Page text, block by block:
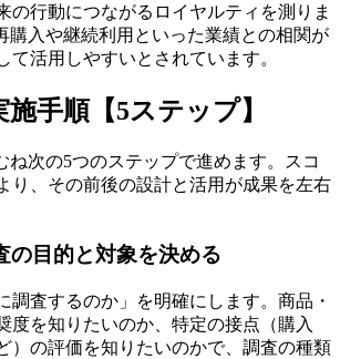
の行動につながるロイヤルティを測りま
購入や継続利用といった業績との相関が
て活用しやすいとされています。
手順【5ステップ】
ね次の5つのステップで進めます。スコ
り、その前後の設計と活用が成果を左右
の目的と対象を決める
調査するのか」を明確にします。商品・
度を知りたいのか、特定の接点（購入
）の評価を知りたいのかで、調査の種類